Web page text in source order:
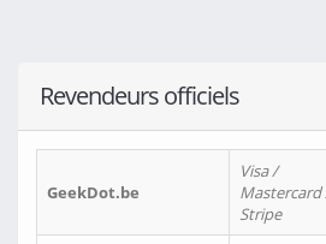
Revendeurs officiels
GeekDot.be
Visa /
Mastercard
Stripe